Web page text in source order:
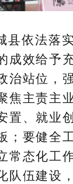
县依法落
成效给予
治站位，
焦主责主
置、就业
；要健全
常态化工
队伍建设